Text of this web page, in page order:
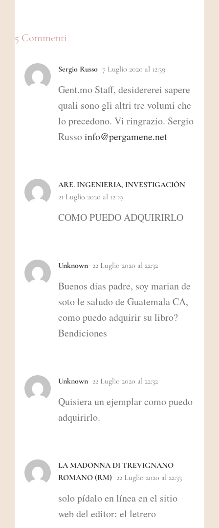
5 Commenti
Sergio Russo 7 Luglio 2020 al 12:39
Gent.mo Staff, desidererei sapere
quali sono gli altri tre volumi che
lo precedono. Vi ringrazio. Sergio
Russoinfo@pergamene.net
ARE. INGENIERIA, INVESTIGACIÓN
21 Luglio 2020 al 12:19
COMO PUEDO ADQUIRIRLO
Unknown 22 Luglio 2020 al 22:32
Buenos dias padre, soy marian de
soto le saludo de Guatemala CA,
como puedo adquirir su libro?
Bendiciones
Unknown 22 Luglio 2020 al 22:32
Quisiera un ejemplar como puedo
adquirirlo.
LA MADONNA DI TREVIGNANO
ROMANO (RM) 22 Luglio 2020 al 22:33
solo pídalo en línea en el sitio
web del editor: el letrero